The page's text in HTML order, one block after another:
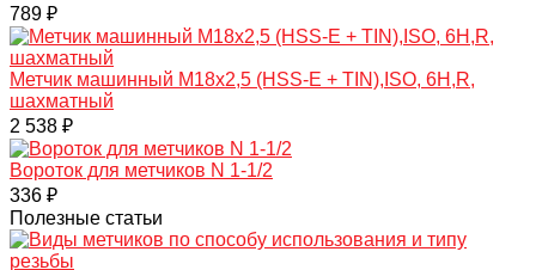
789 ₽
Метчик машинный M18х2,5 (HSS-E + TIN),ISO, 6H,R,
шахматный
2 538 ₽
Вороток для метчиков N 1-1/2
336 ₽
Полезные статьи